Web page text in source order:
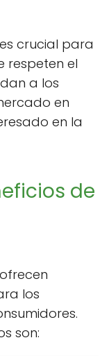
crucial para
respeten el
a los
en
en la
de
los
son: